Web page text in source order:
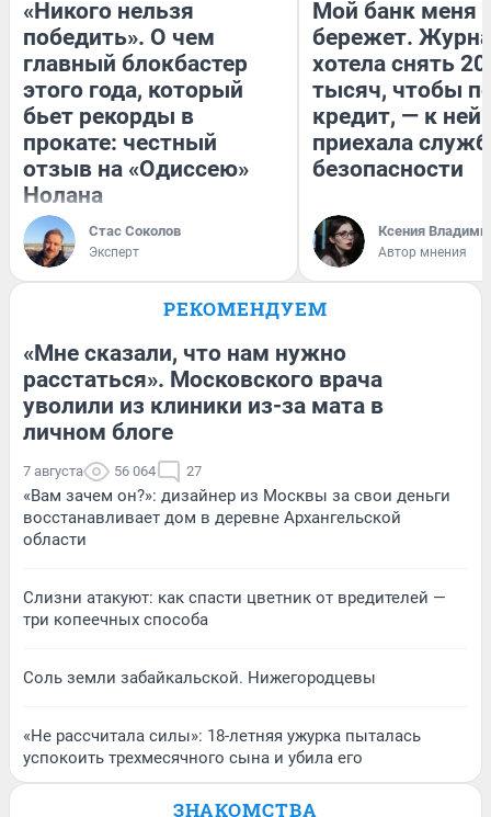
«Никого нельзя
победить». О чем
главный блокбастер
этого года, который
бьет рекорды в
прокате: честный
отзыв на «Одиссею»
Нолана
Стас Соколов
Эксперт
Мой банк меня
бережет.
хотела снять
тысяч, чтобы
кредит, — к
приехала
безопасности
Ксения
Автор мнения
РЕКОМЕНДУЕМ
«Мне сказали, что нам нужно
расстаться». Московского врача
уволили из клиники из-за мата в
личном блоге
7 августа 56 064 27
«Вам зачем он?»: дизайнер из Москвы за свои деньги
восстанавливает дом в деревне Архангельской
области
Слизни атакуют: как спасти цветник от вредителей —
три копеечных способа
Соль земли забайкальской. Нижегородцевы
«Не рассчитала силы»: 18-летняя ужурка пыталась
успокоить трехмесячного сына и убила его
ЗНАКОМСТВА